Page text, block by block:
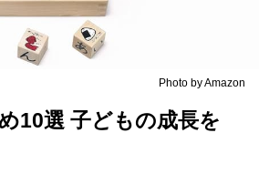
Photo by Amazon
10選 子どもの成長を